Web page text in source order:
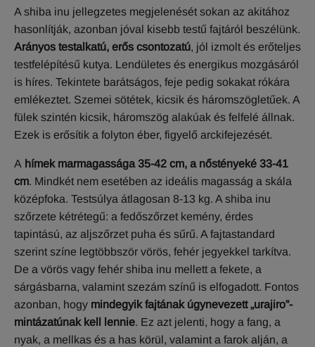
A shiba inu jellegzetes megjelenését sokan az akitához
hasonlítják, azonban jóval kisebb testű fajtáról beszélünk.
Arányos testalkatú, erős csontozatú, jól izmolt és erőteljes
testfelépítésű kutya. Lendületes és energikus mozgásáról
is híres. Tekintete barátságos, feje pedig sokakat rókára
emlékeztet. Szemei sötétek, kicsik és háromszögletűek. A
fülek szintén kicsik, háromszög alakúak és felfelé állnak.
Ezek is erősítik a folyton éber, figyelő arckifejezését.
A hímek marmagassága 35-42 cm, a nőstényeké 33-41
cm. Mindkét nem esetében az ideális magasság a skála
középfoka. Testsúlya átlagosan 8-13 kg. A shiba inu
szőrzete kétrétegű: a fedőszőrzet kemény, érdes
tapintású, az aljszőrzet puha és sűrű. A fajtastandard
szerint színe legtöbbször vörös, fehér jegyekkel tarkítva.
De a vörös vagy fehér shiba inu mellett a fekete, a
sárgásbarna, valamint szezám színű is elfogadott. Fontos
azonban, hogy mindegyik fajtának úgynevezett „urajiro”-
mintázatúnak kell lennie. Ez azt jelenti, hogy a fang, a
nyak, a mellkas és a has körül, valamint a farok alján, a